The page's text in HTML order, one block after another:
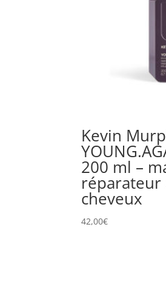
Kevin
200 ml –
réparateur
cheveux
42,00€